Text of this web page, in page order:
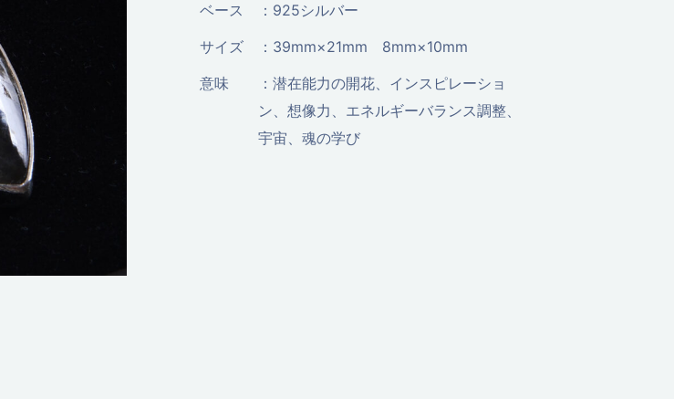
ベース
：925シルバー
サイズ
：39mm×21mm 8mm×10mm
意味
：潜在能力の開花、インスピレーショ
ン、想像力、エネルギーバランス調整、
宇宙、魂の学び